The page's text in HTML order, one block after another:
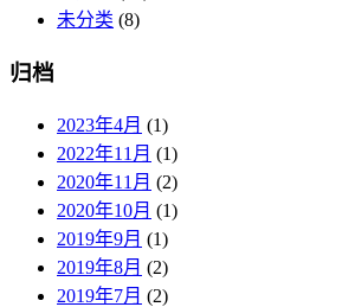
未分类 (8)
归档
2023年4月 (1)
2022年11月 (1)
2020年11月 (2)
2020年10月 (1)
2019年9月 (1)
2019年8月 (2)
2019年7月 (2)